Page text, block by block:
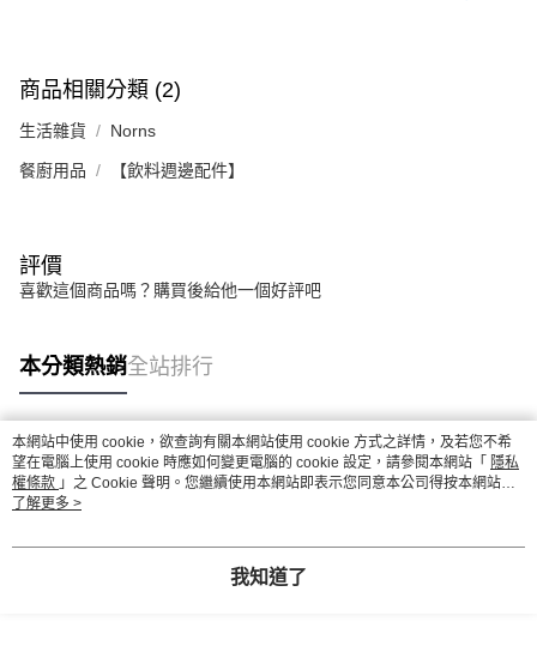
商品相關分類 (2)
生活雜貨 Norns
餐廚用品 【飲料週邊配件】
評價
喜歡這個商品嗎？購買後給他一個好評吧
本分類熱銷全站排行
熱門標籤
本網站中使用 cookie，欲查詢有關本網站使用 cookie 方式之詳情，及若您不希
望在電腦上使用 cookie 時應如何變更電腦的 cookie 設定，請參閱本網站「 隱私
權條款 」之 Cookie 聲明。您繼續使用本網站即表示您同意本公司得按本網站使
用條款之 Cookie 聲明使用 cookie。
了解更多 >
我知道了